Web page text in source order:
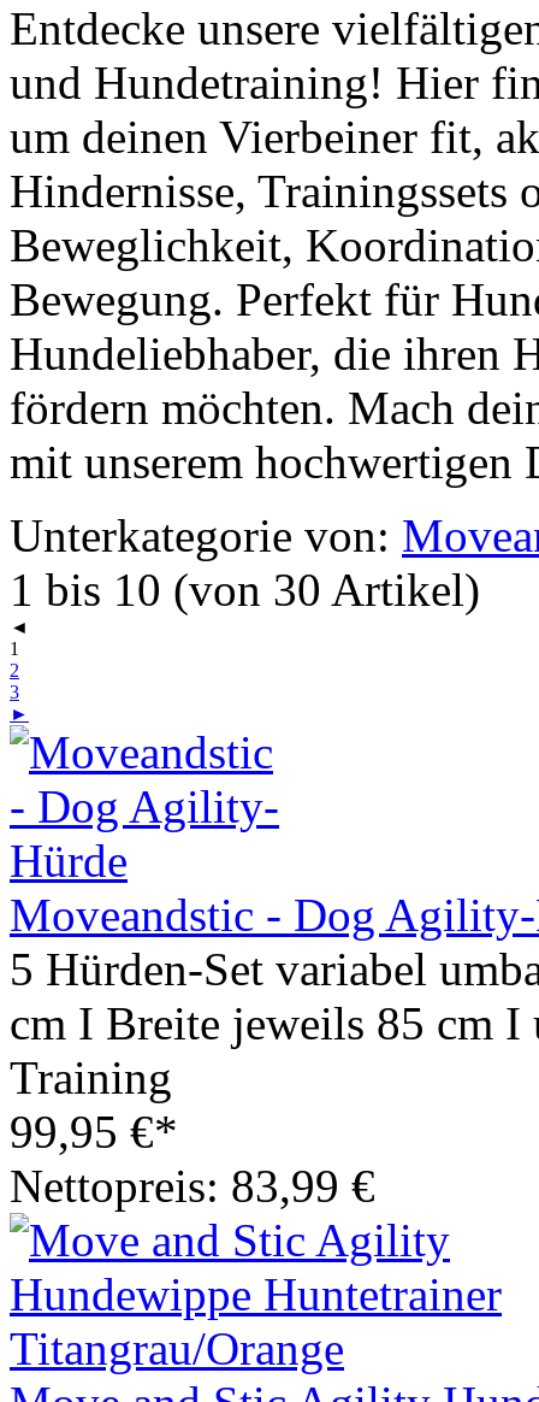
Entdecke unsere
und Hundetraining! Hier
um deinen Vierbeiner fit,
Hindernisse, Trainingssets
Beweglichkeit,
Bewegung. Perfekt für
Hundeliebhaber, die ihren
fördern möchten. Mach
mit unserem
Unterkategorie von:
1 bis 10 (von 30 Artikel)
◄
1
2
3
►
Moveandstic - Dog
5 Hürden-Set variabel
cm I Breite jeweils 85 cm
Training
99,95 €*
Nettopreis: 83,99 €